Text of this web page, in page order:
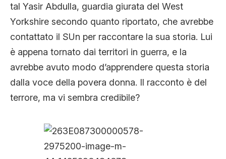
tal Yasir Abdulla, guardia giurata del West
Yorkshire secondo quanto riportato, che avrebbe
contattato il SUn per raccontare la sua storia. Lui
è appena tornato dai territori in guerra, e la
avrebbe avuto modo d’apprendere questa storia
dalla voce della povera donna. Il racconto è del
terrore, ma vi sembra credibile?